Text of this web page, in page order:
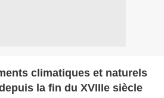
climatiques et naturels
la fin du XVIIIe siècle